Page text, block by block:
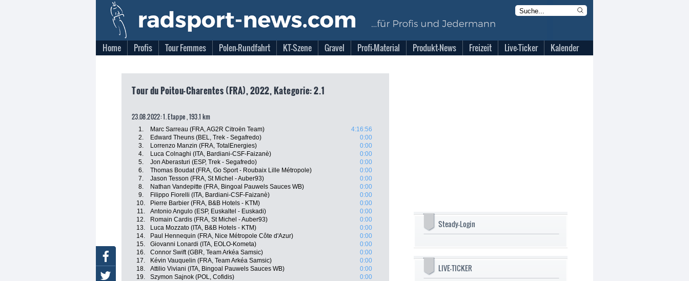
Home Profis Tour Femmes Polen-Rundfahrt KT-Szene Gravel Profi-Material Produkt-News Freizeit Live-Ticker Kalender
Tour du Poitou-Charentes (FRA), 2022, Kategorie: 2.1
23.08.2022: 1. Etappe , 193.1 km
1. Marc Sarreau (FRA, AG2R Citroën Team)
4:16:56
2.
Edward Theuns (BEL, Trek - Segafredo)
0:00
3.
Lorrenzo Manzin (FRA, TotalEnergies)
0:00
4.
Luca Colnaghi (ITA, Bardiani-CSF-Faizanè)
0:00
5.
Jon Aberasturi (ESP, Trek - Segafredo)
0:00
6.
Thomas Boudat (FRA, Go Sport - Roubaix Lille Métropole)
0:00
7.
Jason Tesson (FRA, St Michel - Auber93)
0:00
8.
Nathan Vandepitte (FRA, Bingoal Pauwels Sauces WB)
0:00
9.
Filippo Fiorelli (ITA, Bardiani-CSF-Faizanè)
0:00
10.
Pierre Barbier (FRA, B&B Hotels - KTM)
0:00
11.
Antonio Angulo (ESP, Euskaltel - Euskadi)
0:00
12.
Romain Cardis (FRA, St Michel - Auber93)
0:00
13.
Luca Mozzato (ITA, B&B Hotels - KTM)
0:00
14.
Paul Hennequin (FRA, Nice Métropole Côte d'Azur)
0:00
15.
Giovanni Lonardi (ITA, EOLO-Kometa)
0:00
16.
Connor Swift (GBR, Team Arkéa Samsic)
0:00
17.
Kévin Vauquelin (FRA, Team Arkéa Samsic)
0:00
18.
Attilio Viviani (ITA, Bingoal Pauwels Sauces WB)
0:00
19.
Szymon Sajnok (POL, Cofidis)
0:00
Steady-Login
LIVE-TICKER
Facebook
Twitter